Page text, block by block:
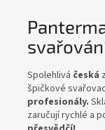
Spolehlivá česká
špičkové
profesionály.
zaručují rychlé a